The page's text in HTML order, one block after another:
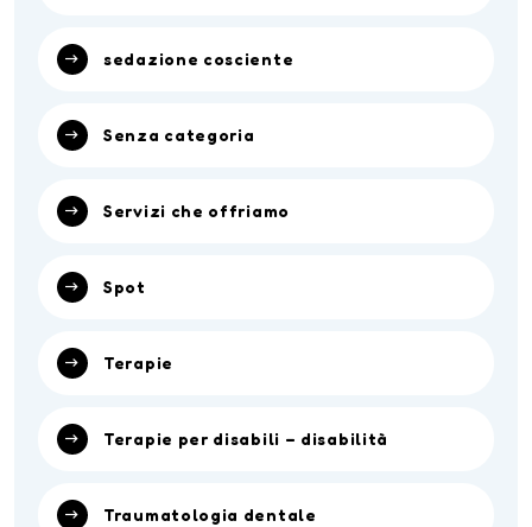
sedazione cosciente
Senza categoria
Servizi che offriamo
Spot
Terapie
Terapie per disabili – disabilità
Traumatologia dentale